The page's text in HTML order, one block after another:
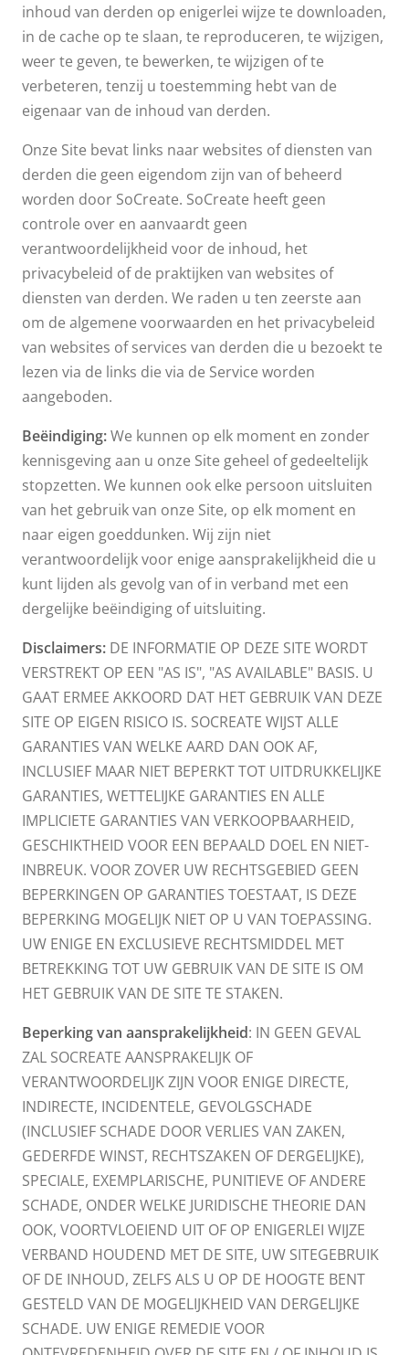
inhoud van derden op enigerlei wijze te downloaden,
in de cache op te slaan, te reproduceren, te wijzigen,
weer te geven, te bewerken, te wijzigen of te
verbeteren, tenzij u toestemming hebt van de
eigenaar van de inhoud van derden.
Onze Site bevat links naar websites of diensten van
derden die geen eigendom zijn van of beheerd
worden door SoCreate. SoCreate heeft geen
controle over en aanvaardt geen
verantwoordelijkheid voor de inhoud, het
privacybeleid of de praktijken van websites of
diensten van derden. We raden u ten zeerste aan
om de algemene voorwaarden en het privacybeleid
van websites of services van derden die u bezoekt te
lezen via de links die via de Service worden
aangeboden.
Beëindiging:We kunnen op elk moment en zonder
kennisgeving aan u onze Site geheel of gedeeltelijk
stopzetten. We kunnen ook elke persoon uitsluiten
van het gebruik van onze Site, op elk moment en
naar eigen goeddunken. Wij zijn niet
verantwoordelijk voor enige aansprakelijkheid die u
kunt lijden als gevolg van of in verband met een
dergelijke beëindiging of uitsluiting.
Disclaimers: DE INFORMATIE OP DEZE SITE WORDT
VERSTREKT OP EEN "AS IS", "AS AVAILABLE" BASIS. U
GAAT ERMEE AKKOORD DAT HET GEBRUIK VAN DEZE
SITE OP EIGEN RISICO IS. SOCREATE WIJST ALLE
GARANTIES VAN WELKE AARD DAN OOK AF,
INCLUSIEF MAAR NIET BEPERKT TOT UITDRUKKELIJKE
GARANTIES, WETTELIJKE GARANTIES EN ALLE
IMPLICIETE GARANTIES VAN VERKOOPBAARHEID,
GESCHIKTHEID VOOR EEN BEPAALD DOEL EN NIET-
INBREUK. VOOR ZOVER UW RECHTSGEBIED GEEN
BEPERKINGEN OP GARANTIES TOESTAAT, IS DEZE
BEPERKING MOGELIJK NIET OP U VAN TOEPASSING.
UW ENIGE EN EXCLUSIEVE RECHTSMIDDEL MET
BETREKKING TOT UW GEBRUIK VAN DE SITE IS OM
HET GEBRUIK VAN DE SITE TE STAKEN.
Beperking van aansprakelijkheid: IN GEEN GEVAL
ZAL SOCREATE AANSPRAKELIJK OF
VERANTWOORDELIJK ZIJN VOOR ENIGE DIRECTE,
INDIRECTE, INCIDENTELE, GEVOLGSCHADE
(INCLUSIEF SCHADE DOOR VERLIES VAN ZAKEN,
GEDERFDE WINST, RECHTSZAKEN OF DERGELIJKE),
SPECIALE, EXEMPLARISCHE, PUNITIEVE OF ANDERE
SCHADE, ONDER WELKE JURIDISCHE THEORIE DAN
OOK, VOORTVLOEIEND UIT OF OP ENIGERLEI WIJZE
VERBAND HOUDEND MET DE SITE, UW SITEGEBRUIK
OF DE INHOUD, ZELFS ALS U OP DE HOOGTE BENT
GESTELD VAN DE MOGELIJKHEID VAN DERGELIJKE
SCHADE. UW ENIGE REMEDIE VOOR